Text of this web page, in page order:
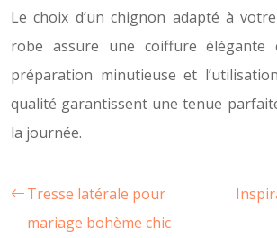
Le choix d’un chignon adapté à
robe assure une coiffure élégante
préparation minutieuse et
qualité garantissent une tenue
la journée.
Tresse latérale pour
mariage bohème chic